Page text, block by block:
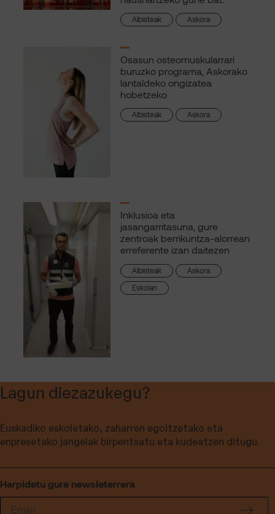
Albisteak Askora
Osasun osteomuskularrari
buruzko programa, Askorako
lantaldeko ongizatea
hobetzeko
Albisteak Askora
Inklusioa eta
jasangarritasuna, gure
zentroak berrikuntza-alorrean
erreferente izan daitezen
Albisteak
Askora
Eskolan
Lagun diezazukegu?
Euskadiko eskoletako, zaharren egoitzetako eta
enpresetako jangelak birpentsatu eta kudeatzen ditugu.
Harpidetu gure newsleterrera